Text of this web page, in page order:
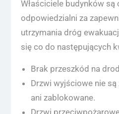
Właściciele budynków są
odpowiedzialni za
utrzymania dróg
się co do następujących
Brak przeszkód na
Drzwi wyjściowe nie są
ani zablokowane.
Drzwi